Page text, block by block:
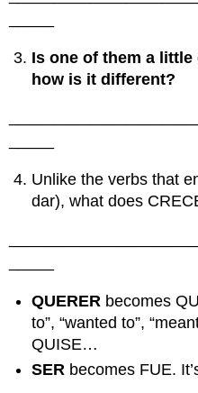
Is one of them a
how is it different?
Unlike the verbs that
dar), what does
QUERER becomes
to”, “wanted to”,
QUISE…
SER becomes FUE.